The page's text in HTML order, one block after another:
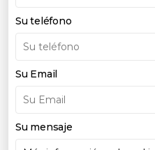
Su teléfono
Su Email
Su mensaje